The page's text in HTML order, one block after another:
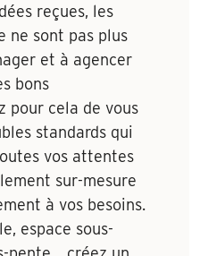
reçues, les
ne sont pas plus
et à agencer
bons
pour cela de vous
standards qui
vos attentes
sur-mesure
à vos besoins.
espace sous-